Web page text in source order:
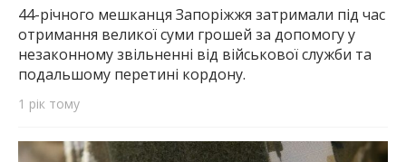
44-річного мешканця Запоріжжя затримали під час
отримання великої суми грошей за допомогу у
незаконному звільненні від військової служби та
подальшому перетині кордону.
1 рік тому